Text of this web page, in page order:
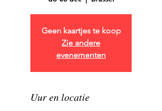
Geen kaartjes te koop
Zie andere
evenementen
Uur en locatie